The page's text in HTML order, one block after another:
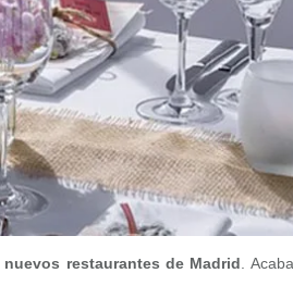
nuevos restaurantes de Madrid.